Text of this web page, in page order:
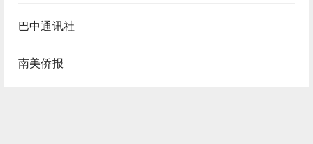
巴中通讯社
南美侨报